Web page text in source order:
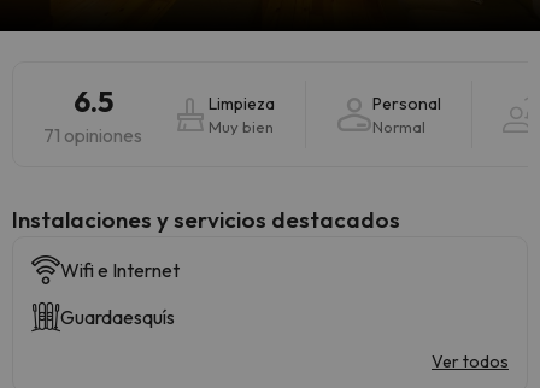
6.5
71 opiniones
Limpieza
Muy bien
Personal
Normal
Instalaciones y servicios destacados
Wifi e Internet
Guardaesquís
Ver todos